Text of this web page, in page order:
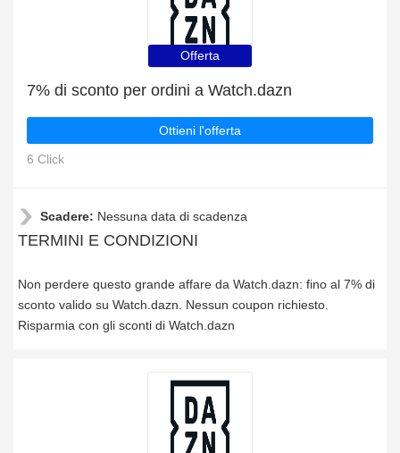
Offerta
7% di sconto per ordini a Watch.dazn
Ottieni l'offerta
6 Click
Scadere: Nessuna data di scadenza
TERMINI E CONDIZIONI
Non perdere questo grande affare da Watch.dazn: fino al 7% di
sconto valido su Watch.dazn. Nessun coupon richiesto.
Risparmia con gli sconti di Watch.dazn